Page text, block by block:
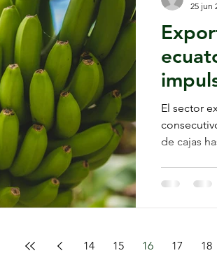
El sector
de cajas
25 jun
14 15 16 17 18